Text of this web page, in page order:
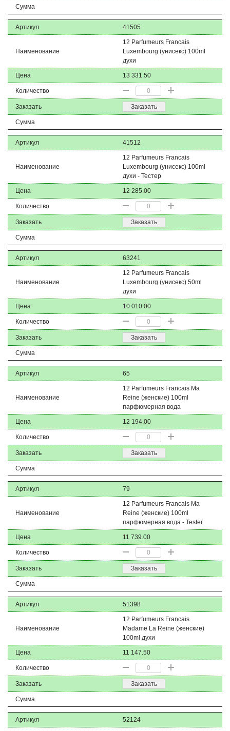
Сумма
Артикул 41505
Наименование
12 Parfumeurs Francais
Luxembourg (унисекс) 100ml
духи
Цена 13 331.50
Количество
Заказать Заказать
Сумма
Артикул 41512
Наименование
12 Parfumeurs Francais
Luxembourg (унисекс) 100ml
духи - Тестер
Цена 12 285.00
Количество
Заказать Заказать
Сумма
Артикул 63241
Наименование
12 Parfumeurs Francais
Luxembourg (унисекс) 50ml
духи
Цена 10 010.00
Количество
Заказать Заказать
Сумма
Артикул 65
Наименование
12 Parfumeurs Francais Ma
Reine (женские) 100ml
парфюмерная вода
Цена 12 194.00
Количество
Заказать Заказать
Сумма
Артикул 79
Наименование
12 Parfumeurs Francais Ma
Reine (женские) 100ml
парфюмерная вода - Tester
Цена 11 739.00
Количество
Заказать Заказать
Сумма
Артикул 51398
Наименование
12 Parfumeurs Francais
Madame La Reine (женские)
100ml духи
Цена 11 147.50
Количество
Заказать Заказать
Сумма
Артикул 52124